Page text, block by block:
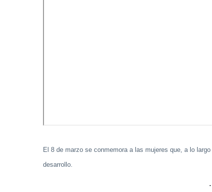
El 8 de marzo se conmemora a las mujeres que, a lo
desarrollo.